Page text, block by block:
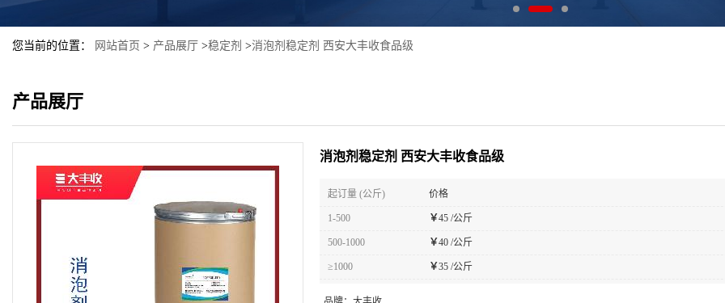
您当前的位置： 网站首页 > 产品展厅 >稳定剂 >消泡剂稳定剂 西安大丰收食品级
产品展厅
消泡剂稳定剂 西安大丰收食品级
起订量 (公斤) 价格
1-500 ￥45 /公斤
500-1000 ￥40 /公斤
≥1000 ￥35 /公斤